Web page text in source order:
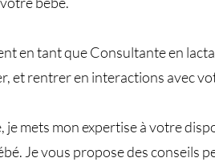
en tant que Consultante en
et rentrer en interactions avec
mets mon expertise à votre
Je vous propose des conseils